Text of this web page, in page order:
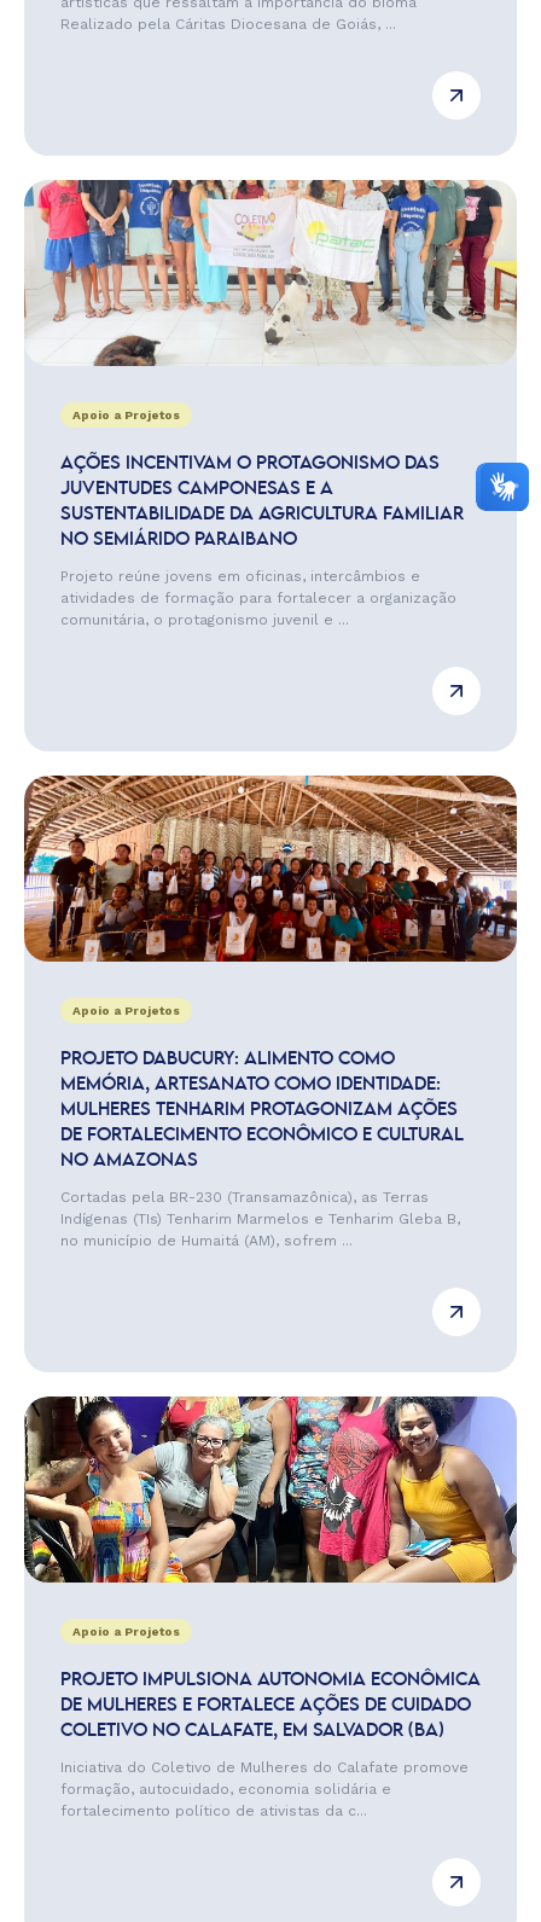
Realizado pela Cáritas Diocesana de Goiás, ...
Apoio a Projetos
AÇÕES INCENTIVAM O PROTAGONISMO DAS
JUVENTUDES CAMPONESAS E A
SUSTENTABILIDADE DA AGRICULTURA FAMILIAR
NO SEMIÁRIDO PARAIBANO
Projeto reúne jovens em oficinas, intercâmbios e
atividades de formação para fortalecer a organização
comunitária, o protagonismo juvenil e ...
Apoio a Projetos
PROJETO DABUCURY: ALIMENTO COMO
MEMÓRIA, ARTESANATO COMO IDENTIDADE:
MULHERES TENHARIM PROTAGONIZAM AÇÕES
DE FORTALECIMENTO ECONÔMICO E CULTURAL
NO AMAZONAS
Cortadas pela BR-230 (Transamazônica), as Terras
Indígenas (TIs) Tenharim Marmelos e Tenharim Gleba B,
no município de Humaitá (AM), sofrem ...
Apoio a Projetos
PROJETO IMPULSIONA AUTONOMIA ECONÔMICA
DE MULHERES E FORTALECE AÇÕES DE CUIDADO
COLETIVO NO CALAFATE, EM SALVADOR (BA)
Iniciativa do Coletivo de Mulheres do Calafate promove
formação, autocuidado, economia solidária e
fortalecimento político de ativistas da c...